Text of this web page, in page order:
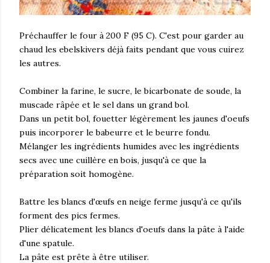
Préchauffer le four à 200 F (95 C). C'est pour garder au
chaud les ebelskivers déjà faits pendant que vous cuirez
les autres.
Combiner la farine, le sucre, le bicarbonate de soude, la
muscade râpée et le sel dans un grand bol.
Dans un petit bol, fouetter légèrement les jaunes d'oeufs
puis incorporer le babeurre et le beurre fondu.
Mélanger les ingrédients humides avec les ingrédients
secs avec une cuillère en bois, jusqu'à ce que la
préparation soit homogène.
Battre les blancs d'œufs en neige ferme jusqu'à ce qu'ils
forment des pics fermes.
Plier délicatement les blancs d'oeufs dans la pâte à l'aide
d'une spatule.
La pâte est prête à être utiliser.